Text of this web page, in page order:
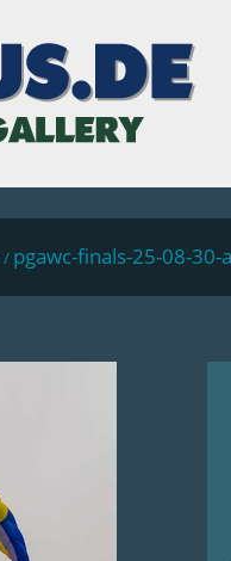
/ pgawc-finals-25-08-